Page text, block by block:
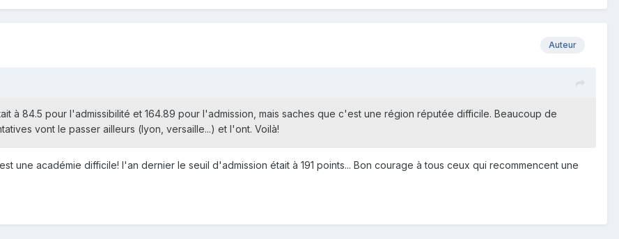
Auteur
à 84.5 pour l'admissibilité et 164.89 pour l'admission, mais saches que c'est une région réputée difficile. Beaucoup de
vont le passer ailleurs (lyon, versaille...) et l'ont. Voilà!
une académie difficile! l'an dernier le seuil d'admission était à 191 points... Bon courage à tous ceux qui recommencent une